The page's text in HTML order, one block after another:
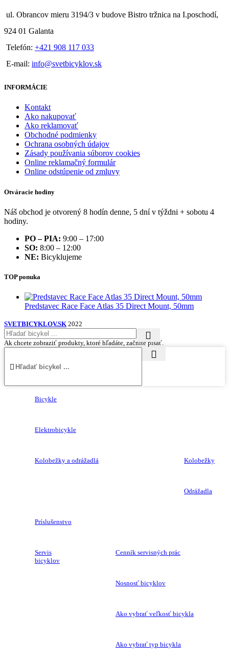
ul. Obrancov mieru 3194/3 v budove Bistro tržnica na I.poschodí,
924 01 Galanta
Telefón: +421 908 117 033
E-mail: info@svetbicyklov.sk
INFORMÁCIE
Kontakt
Ako nakupovať
Ako reklamovať
Obchodné podmienky
Ochrana osobných údajov
Zásady používania súborov cookies
Online reklamačný formulár
Online odstúpenie od zmluvy
Otváracie hodiny
Náš obchod je otvorený 8 hodín denne, 5 dní v týždni + sobotu 4
hodiny.
PO – PIA: 9:00 – 17:00
SO: 8:00 – 12:00
NE: Bicyklujeme
TOP ponuka
Predstavec Race Face Atlas 35 Direct Mount, 50mm
SVETBICYKLOV.SK 2022
Ak chcete zobraziť produkty, ktoré hľadáte, začnite písať.
Bicykle
Elektrobicykle
Kolobežky a odrážadlá Kolobežky
Odrážadla
Príslušenstvo
Servis
bicyklov
Cenník servisných prác
Nosnosť bicyklov
Ako vybrať veľkosť bicykla
Ako vybrať typ bicykla